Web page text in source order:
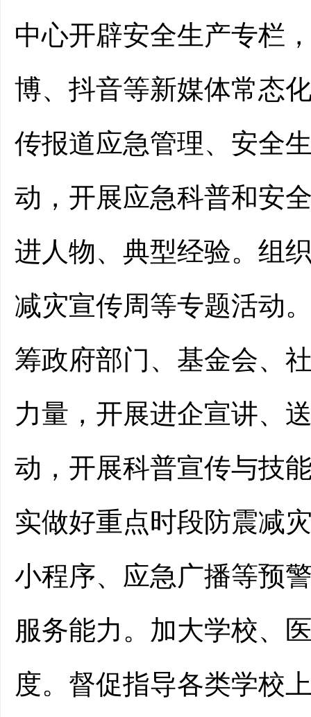
中心开辟安全生产专栏
博、抖音等新媒体常态
传报道应急管理、安全
动，开展应急科普和安
进人物、典型经验。组
减灾宣传周等专题活动
筹政府部门、基金会、
力量，开展进企宣讲、
动，开展科普宣传与技
实做好重点时段防震减
小程序、应急广播等预
服务能力。加大学校、
度。 督促指导各类学校